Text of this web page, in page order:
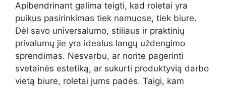
Apibendrinant galima teigti, kad roletai yra
puikus pasirinkimas tiek namuose, tiek biure.
Dėl savo universalumo, stiliaus ir praktinių
privalumų jie yra idealus langų uždengimo
sprendimas. Nesvarbu, ar norite pagerinti
svetainės estetiką, ar sukurti produktyvią darbo
vietą biure, roletai jums padės. Taigi, kam